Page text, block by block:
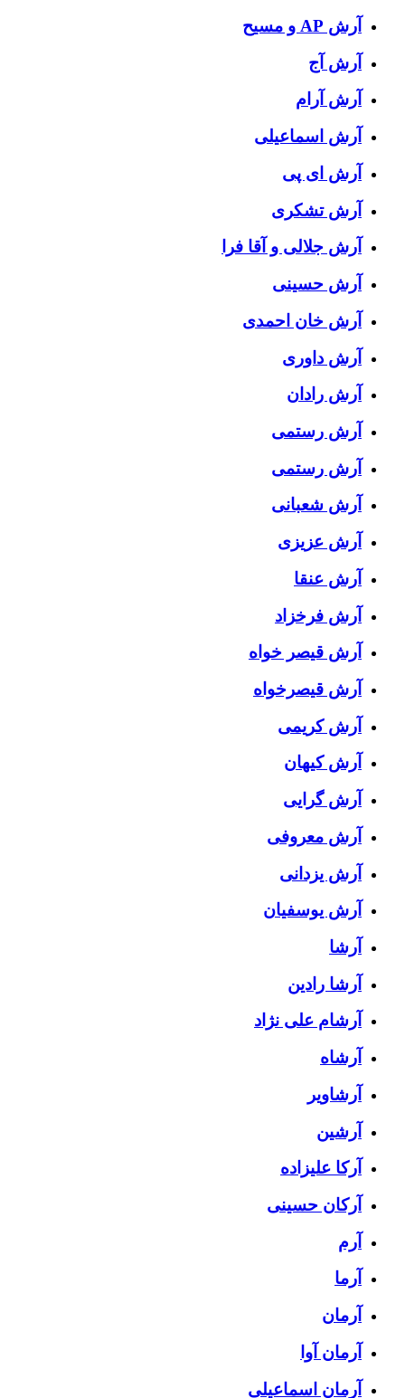
آرش AP و مسیح
آرش آج
آرش آرام
آرش اسماعیلی
آرش ای پی
آرش تشکری
آرش جلالی و آقا فرا
آرش حسینی
آرش خان احمدی
آرش داوری
آرش رادان
آرش رستمى
آرش رستمی
آرش شعبانی
آرش عزیزی
آرش عنقا
آرش فرخزاد
آرش قیصر خواه
آرش قیصرخواه
آرش کریمی
آرش کیهان
آرش گرایی
آرش معروفی
آرش یزدانی
آرش یوسفیان
آرشا
آرشا رادین
آرشام علی نژاد
آرشاه
آرشاویر
آرشین
آرکا علیزاده
آرکان حسینی
آرم
آرما
آرمان
آرمان آوا
آرمان اسماعیلی